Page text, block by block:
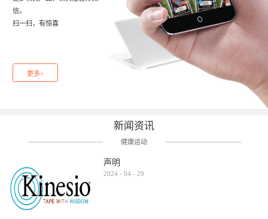
信。
扫一扫，有惊喜
更多+
新闻资讯
健康运动
声明
2024 - 04 - 29